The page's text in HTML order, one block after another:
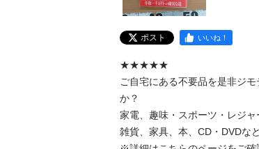
ポスト いいね！
★★★★★
ご自宅にある不要品を是非ジ
か？
家電、趣味・スポーツ・レジ
雑貨、家具、本、CD・DVDな